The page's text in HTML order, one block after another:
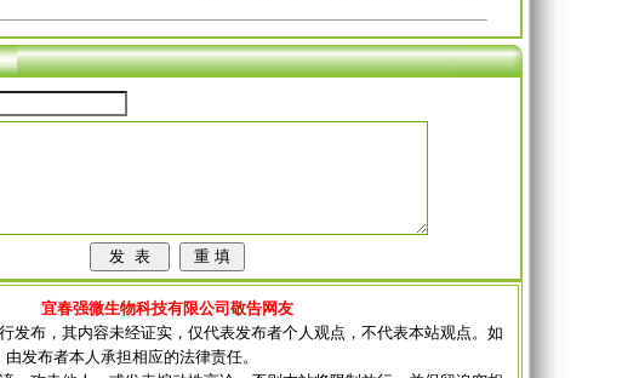
宜春强微生物科技有限公司敬告网友
发布，其内容未经证实，仅代表发布者个人观点，不代表本站观点。如
发布者本人承担相应的法律责任。